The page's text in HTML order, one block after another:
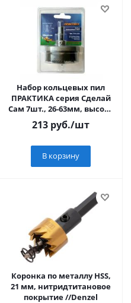
Набор кольцевых пил
ПРАКТИКА серия Сделай
Сам 7шт., 26-63мм, высота
1"
213 руб./шт
В корзину
Коронка по металлу HSS,
21 мм, нитридтитановое
покрытие //Denzel